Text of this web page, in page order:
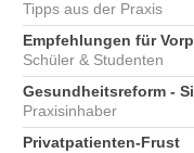
Tipps aus der Praxis
Empfehlungen für
Schüler & Studenten
Gesundheitsreform -
Praxisinhaber
Privatpatienten-Frust